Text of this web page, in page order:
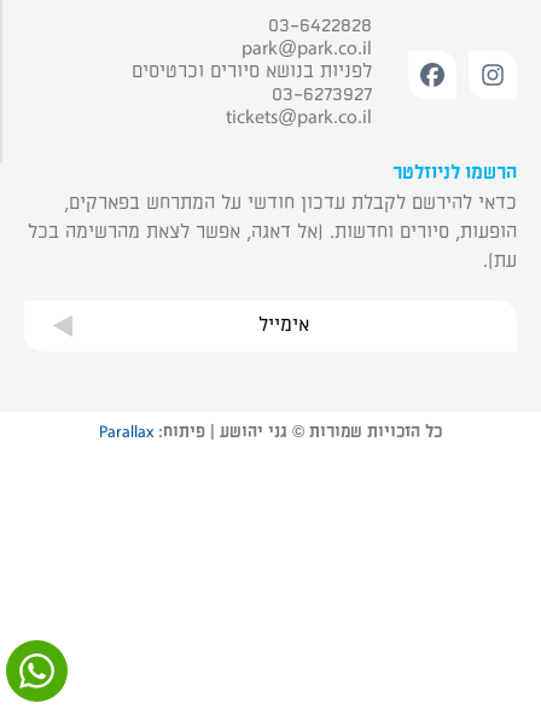
03-6422828
park@park.co.il
לפניות בנושא סיורים וכרטיסים
03-6273927
tickets@park.co.il
הרשמו לניוזלטר
כדאי להירשם לקבלת עדכון חודשי על המתרחש בפארקים,
הופעות, סיורים וחדשות. (אל דאגה, אפשר לצאת מהרשימה בכל
עת).
אימייל
כל הזכויות שמורות © גני יהושע | פיתוח: Parallax